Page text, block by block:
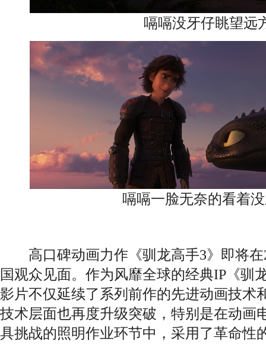
嗝嗝没牙仔眺望远
嗝嗝一脸无奈的看着
高口碑动画力作《驯龙高手3》即将在
国观众见面。作为风靡全球的经典IP《驯
影片不仅延续了系列前作的先进动画技术
技术层面也再度升级突破，特别是在动画
具挑战的照明作业环节中，采用了革命性